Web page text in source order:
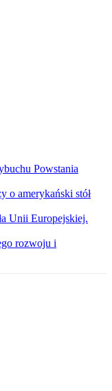
Powstania
o amerykański stół
Unii Europejskiej.
rozwoju i